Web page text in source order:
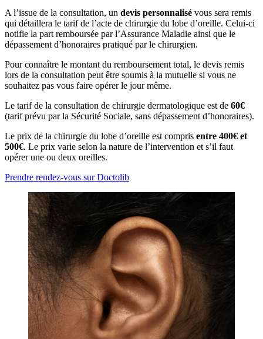
A l’issue de la consultation, un devis personnalisé vous sera remis
qui détaillera le tarif de l’acte de chirurgie du lobe d’oreille. Celui-ci
notifie la part remboursée par l’Assurance Maladie ainsi que le
dépassement d’honoraires pratiqué par le chirurgien.
Pour connaître le montant du remboursement total, le devis remis
lors de la consultation peut être soumis à la mutuelle si vous ne
souhaitez pas vous faire opérer le jour même.
Le tarif de la consultation de chirurgie dermatologique est de 60€
(tarif prévu par la Sécurité Sociale, sans dépassement d’honoraires).
Le prix de la chirurgie du lobe d’oreille est compris entre 400€ et
500€. Le prix varie selon la nature de l’intervention et s’il faut
opérer une ou deux oreilles.
Prendre rendez-vous sur Doctolib